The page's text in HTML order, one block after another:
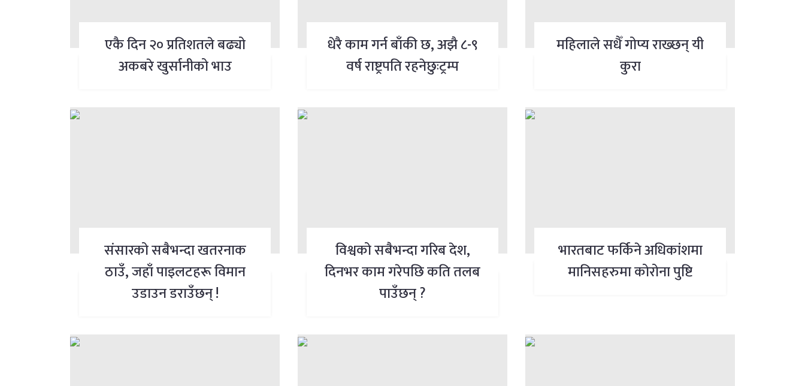
एकै दिन २० प्रतिशतले बढ्यो
अकबरे खुर्सानीको भाउ
धेरै काम गर्न बाँकी छ, अझै ८-९
वर्ष राष्ट्रपति रहनेछुःट्रम्प
महिलाले सधैँ गोप्य राख्छन् यी
कुरा
संसारको सबैभन्दा खतरनाक
ठाउँ, जहाँ पाइलटहरू विमान
उडाउन डराउँछन् !
विश्वको सबैभन्दा गरिब देश,
दिनभर काम गरेपछि कति तलब
पाउँछन् ?
भारतबाट फर्किने अधिकांशमा
मानिसहरुमा कोरोना पुष्टि